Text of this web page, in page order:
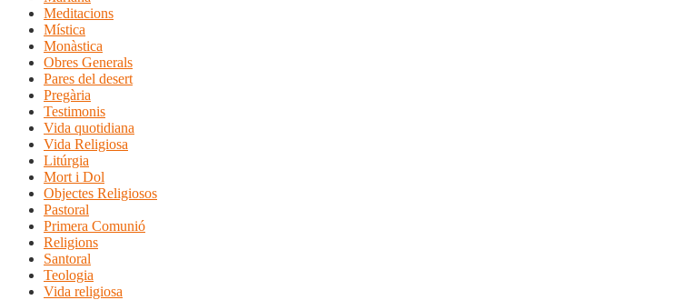
Meditacions
Mística
Monàstica
Obres Generals
Pares del desert
Pregària
Testimonis
Vida quotidiana
Vida Religiosa
Litúrgia
Mort i Dol
Objectes Religiosos
Pastoral
Primera Comunió
Religions
Santoral
Teologia
Vida religiosa